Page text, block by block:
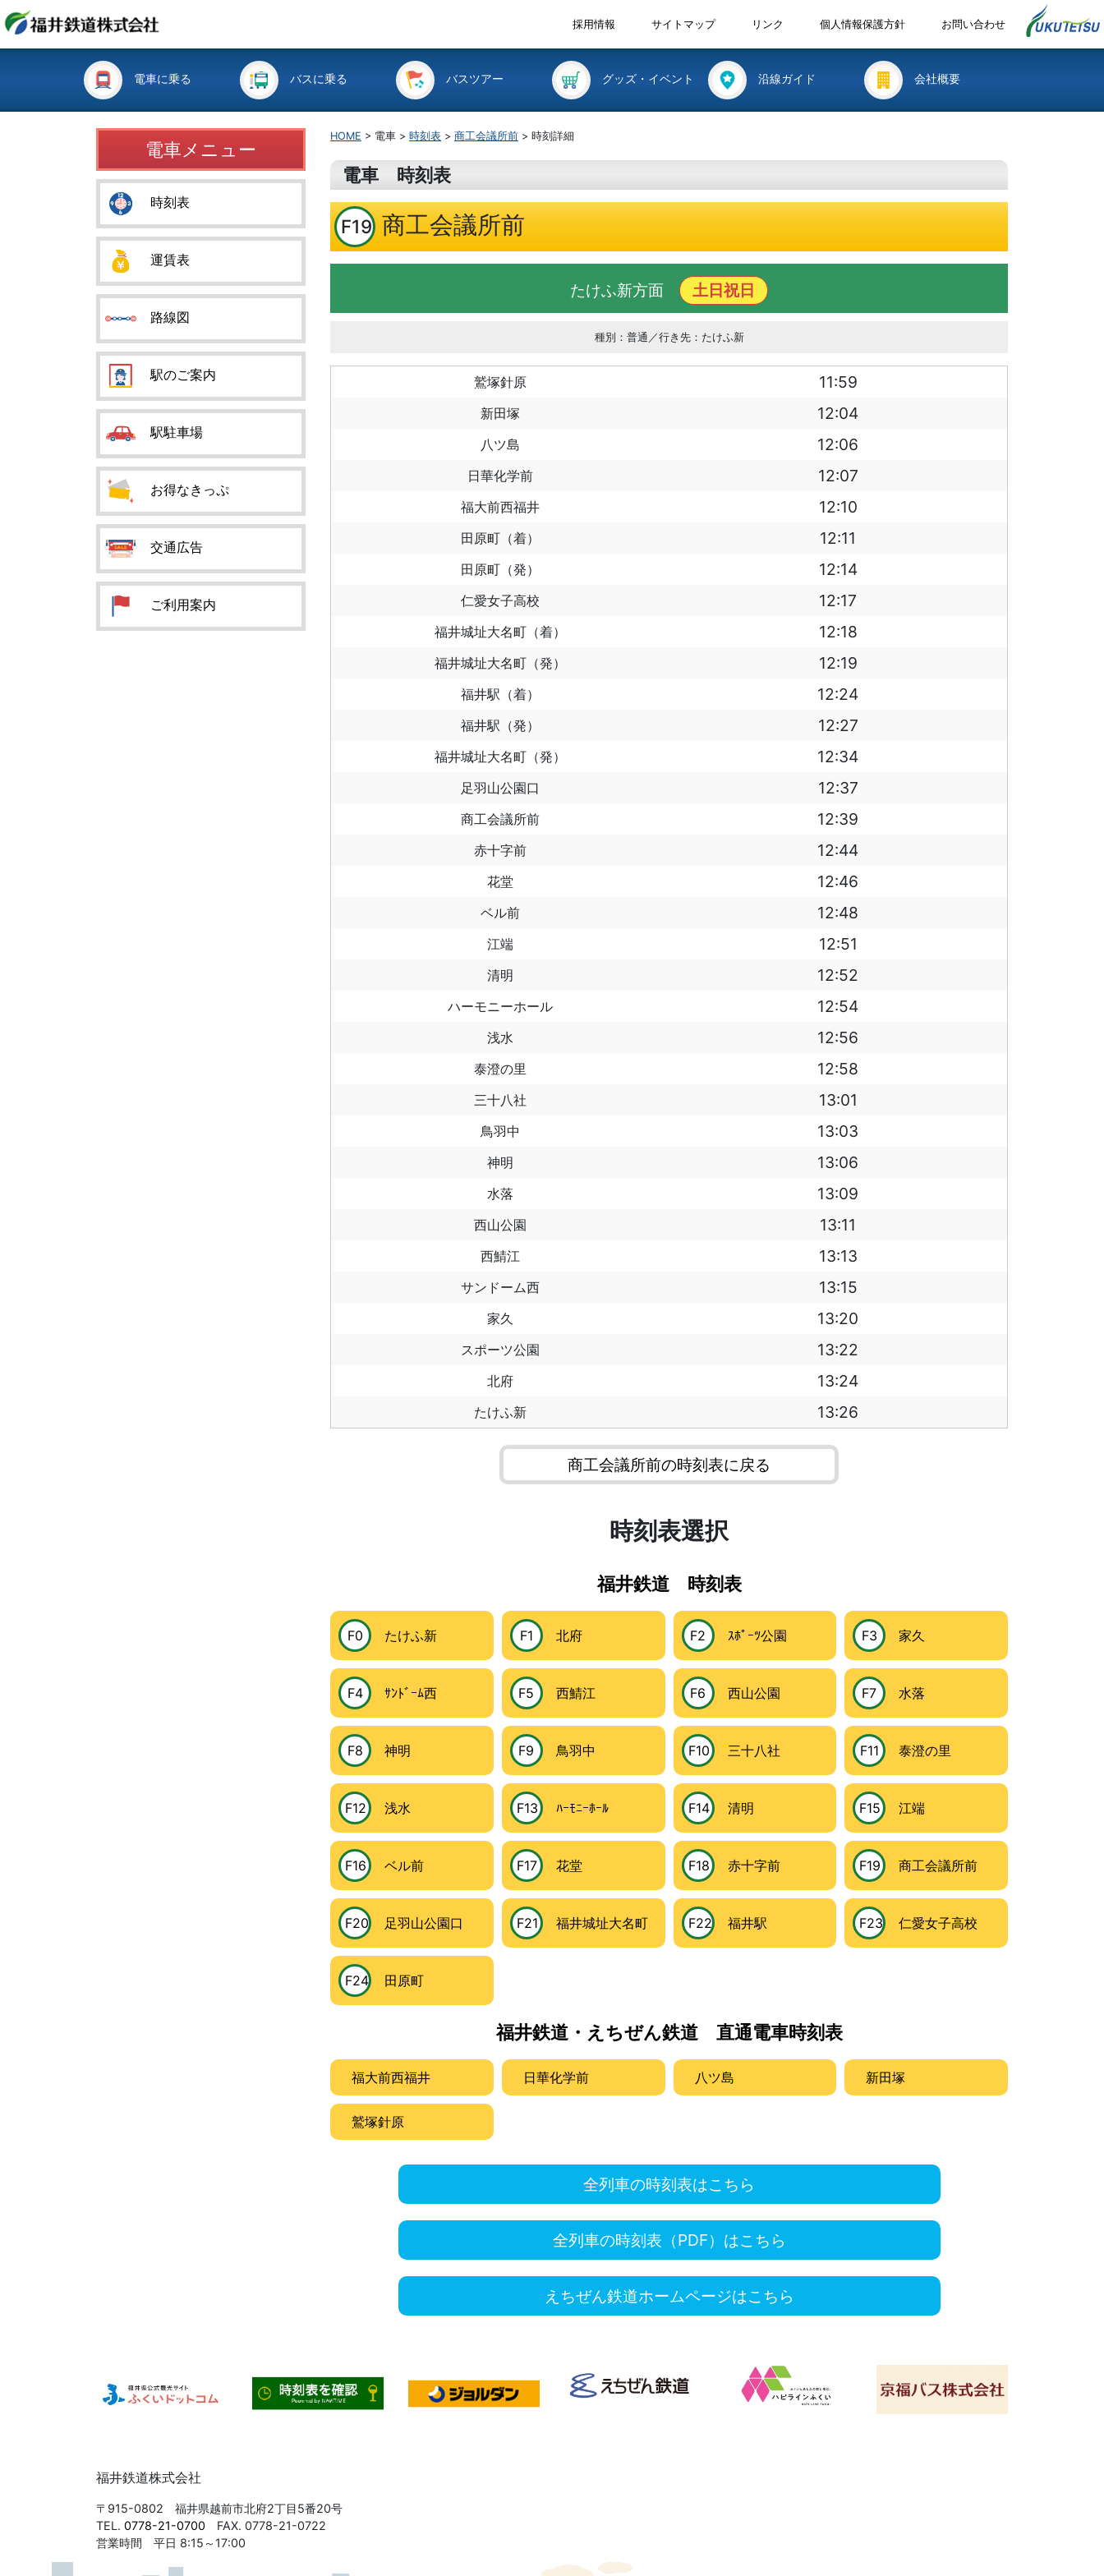
採用情報 サイトマップ リンク 個人情報保護方針 お問い合わせ
電車に乗る バスに乗る バスツアー グッズ・イベント 沿線ガイド 会社概要
電車メニュー
時刻表
運賃表
路線図
駅のご案内
駅駐車場
お得なきっぷ
交通広告
ご利用案内
HOME > 電車 > 時刻表 > 商工会議所前 > 時刻詳細
電車 時刻表
F19商工会議所前
たけふ新方面 土日祝日
種別：普通／行き先：たけふ新
鷲塚針原 11:59
新田塚 12:04
八ツ島 12:06
日華化学前 12:07
福大前西福井 12:10
田原町（着） 12:11
田原町（発） 12:14
仁愛女子高校 12:17
福井城址大名町（着） 12:18
福井城址大名町（発） 12:19
福井駅（着） 12:24
福井駅（発） 12:27
福井城址大名町（発） 12:34
足羽山公園口 12:37
商工会議所前 12:39
赤十字前 12:44
花堂 12:46
ベル前 12:48
江端 12:51
清明 12:52
ハーモニーホール 12:54
浅水 12:56
泰澄の里 12:58
三十八社 13:01
鳥羽中 13:03
神明 13:06
水落 13:09
西山公園 13:11
西鯖江 13:13
サンドーム西 13:15
家久 13:20
スポーツ公園 13:22
北府 13:24
たけふ新 13:26
商工会議所前の時刻表に戻る
時刻表選択
福井鉄道 時刻表
F0 たけふ新 F1 北府 F2 ｽﾎﾟｰﾂ公園 F3 家久
F4 ｻﾝﾄﾞｰﾑ西 F5 西鯖江 F6 西山公園 F7 水落
F8 神明 F9 鳥羽中 F10 三十八社 F11 泰澄の里
F12 浅水 F13 ﾊｰﾓﾆｰﾎｰﾙ F14 清明 F15 江端
F16 ベル前 F17 花堂 F18 赤十字前 F19 商工会議所前
F20 足羽山公園口 F21 福井城址大名町 F22福井駅 F23 仁愛女子高校
F24 田原町
福井鉄道・えちぜん鉄道 直通電車時刻表
福大前西福井 日華化学前 八ツ島 新田塚
鷲塚針原
全列車の時刻表はこちら
全列車の時刻表（PDF）はこちら
えちぜん鉄道ホームページはこちら
福井鉄道株式会社
〒915-0802 福井県越前市北府2丁目5番20号
TEL. 0778-21-0700 FAX. 0778-21-0722
営業時間 平日 8:15～17:00